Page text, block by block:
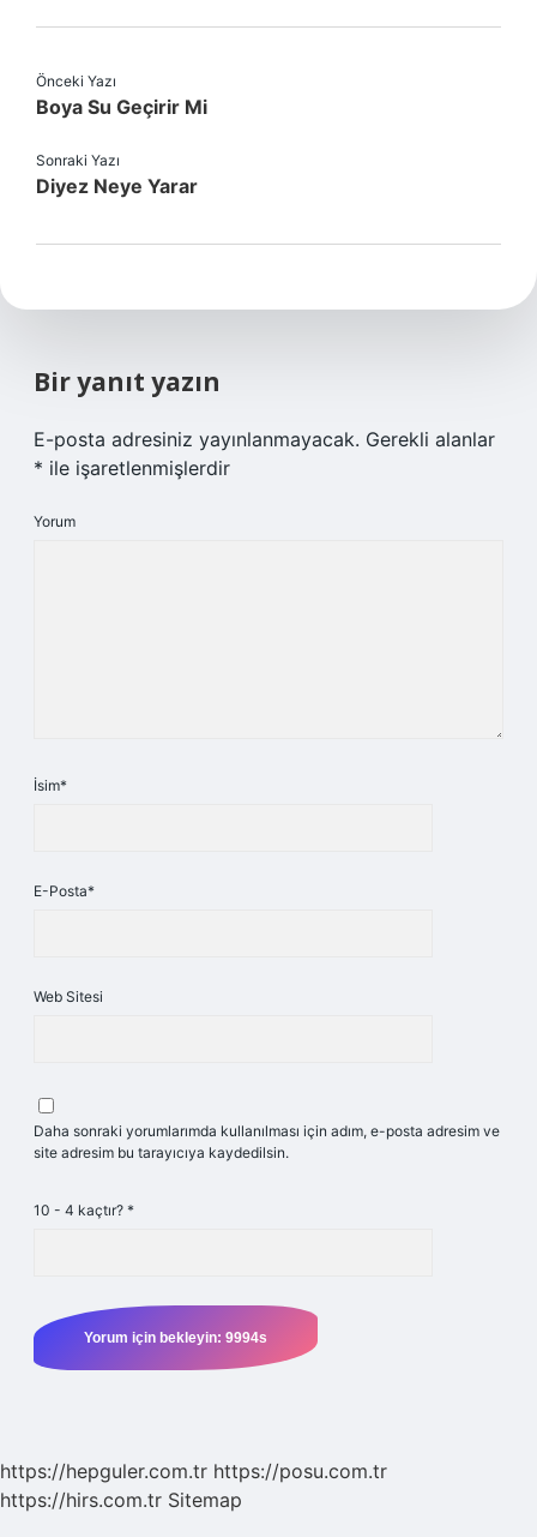
Önceki Yazı
Boya Su Geçirir Mi
Sonraki Yazı
Diyez Neye Yarar
Bir yanıt yazın
E-posta adresiniz yayınlanmayacak. Gerekli alanlar
* ile işaretlenmişlerdir
Yorum
İsim*
E-Posta*
Web Sitesi
Daha sonraki yorumlarımda kullanılması için adım, e-posta adresim ve
site adresim bu tarayıcıya kaydedilsin.
10 - 4 kaçtır? *
https://hepguler.com.tr https://posu.com.tr
https://hirs.com.tr Sitemap